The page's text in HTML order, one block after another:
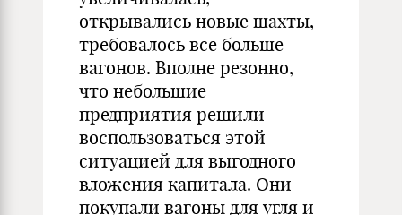
открывались новые шахты,
требовалось все больше
вагонов. Вполне резонно,
что небольшие
предприятия решили
воспользоваться этой
ситуацией для выгодного
вложения капитала. Они
покупали вагоны для угля и